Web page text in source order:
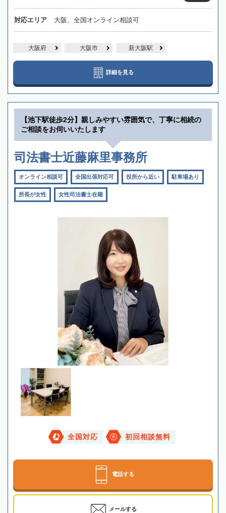
対応エリア 大阪、全国オンライン相談可
大阪府 大阪市 新大阪駅
詳細を見る
【池下駅徒歩2分】親しみやすい雰囲気で、丁寧に相続の
ご相談をお伺いいたします
司法書士近藤麻里事務所
オンライン相談可 全国出張対応可 役所から近い 駐車場あり
所長が女性 女性司法書士在籍
全国対応 初回相談無料
電話する
メールする